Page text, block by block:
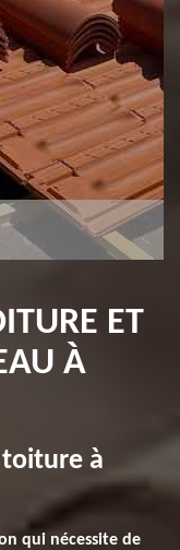
ET
À
à
qui nécessite de